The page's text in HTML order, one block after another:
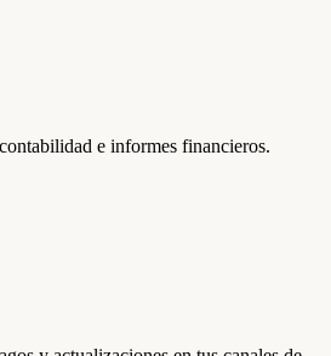
e informes financieros.